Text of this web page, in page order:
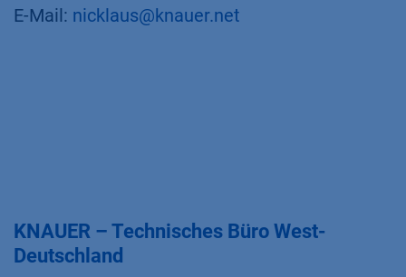
E-Mail: nicklaus@knauer.net
KNAUER – Technisches Büro West-
Deutschland